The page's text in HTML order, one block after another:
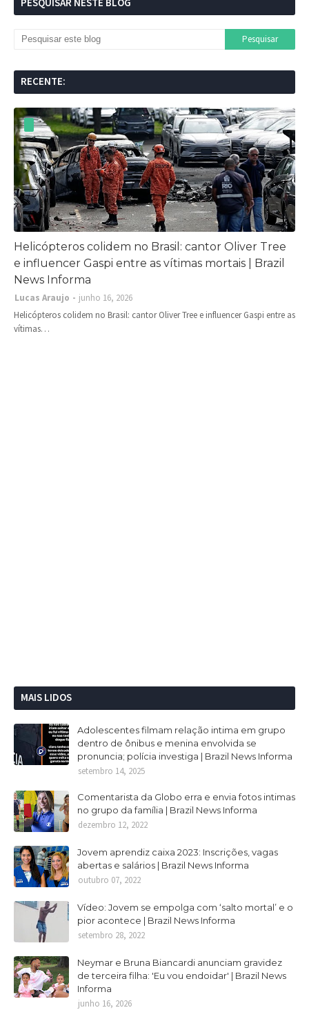
RECENTE:
Helicópteros colidem no Brasil: cantor Oliver Tree
e influencer Gaspi entre as vítimas mortais | Brazil
News Informa
Lucas Araujo
junho 16, 2026
Helicópteros colidem no Brasil: cantor Oliver Tree e influencer Gaspi entre as
vítimas…
MAIS LIDOS
Adolescentes filmam relação intima em grupo
dentro de ônibus e menina envolvida se
pronuncia; polícia investiga | Brazil News Informa
setembro 14, 2025
Comentarista da Globo erra e envia fotos intimas
no grupo da família | Brazil News Informa
dezembro 12, 2022
Jovem aprendiz caixa 2023: Inscrições, vagas
abertas e salários | Brazil News Informa
outubro 07, 2022
Vídeo: Jovem se empolga com ‘salto mortal’ e o
pior acontece | Brazil News Informa
setembro 28, 2022
Neymar e Bruna Biancardi anunciam gravidez
de terceira filha: 'Eu vou endoidar' | Brazil News
Informa
junho 16, 2026